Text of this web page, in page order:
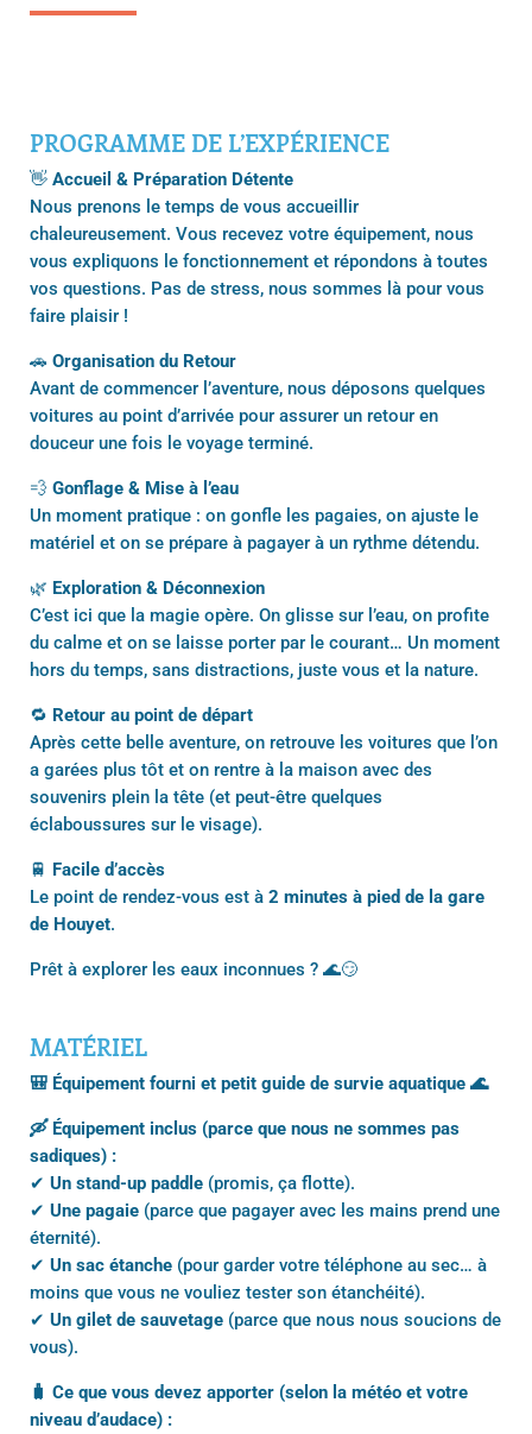
PROGRAMME DE L’EXPÉRIENCE
👋 Accueil & Préparation Détente
Nous prenons le temps de vous accueillir
chaleureusement. Vous recevez votre équipement, nous
vous expliquons le fonctionnement et répondons à toutes
vos questions. Pas de stress, nous sommes là pour vous
faire plaisir !
🚗 Organisation du Retour
Avant de commencer l’aventure, nous déposons quelques
voitures au point d’arrivée pour assurer un retour en
douceur une fois le voyage terminé.
💨 Gonflage & Mise à l’eau
Un moment pratique : on gonfle les pagaies, on ajuste le
matériel et on se prépare à pagayer à un rythme détendu.
🌿 Exploration & Déconnexion
C’est ici que la magie opère. On glisse sur l’eau, on profite
du calme et on se laisse porter par le courant… Un moment
hors du temps, sans distractions, juste vous et la nature.
🔁 Retour au point de départ
Après cette belle aventure, on retrouve les voitures que l’on
a garées plus tôt et on rentre à la maison avec des
souvenirs plein la tête (et peut-être quelques
éclaboussures sur le visage).
🚆 Facile d’accès
Le point de rendez-vous est à 2 minutes à pied de la gare
de Houyet.
Prêt à explorer les eaux inconnues ? 🌊😏
MATÉRIEL
🎒 Équipement fourni et petit guide de survie aquatique 🌊
🛶 Équipement inclus (parce que nous ne sommes pas
sadiques) :
✔ Un stand-up paddle (promis, ça flotte).
✔ Une pagaie (parce que pagayer avec les mains prend une
éternité).
✔ Un sac étanche (pour garder votre téléphone au sec… à
moins que vous ne vouliez tester son étanchéité).
✔ Un gilet de sauvetage (parce que nous nous soucions de
vous).
🧳 Ce que vous devez apporter (selon la météo et votre
niveau d’audace) :